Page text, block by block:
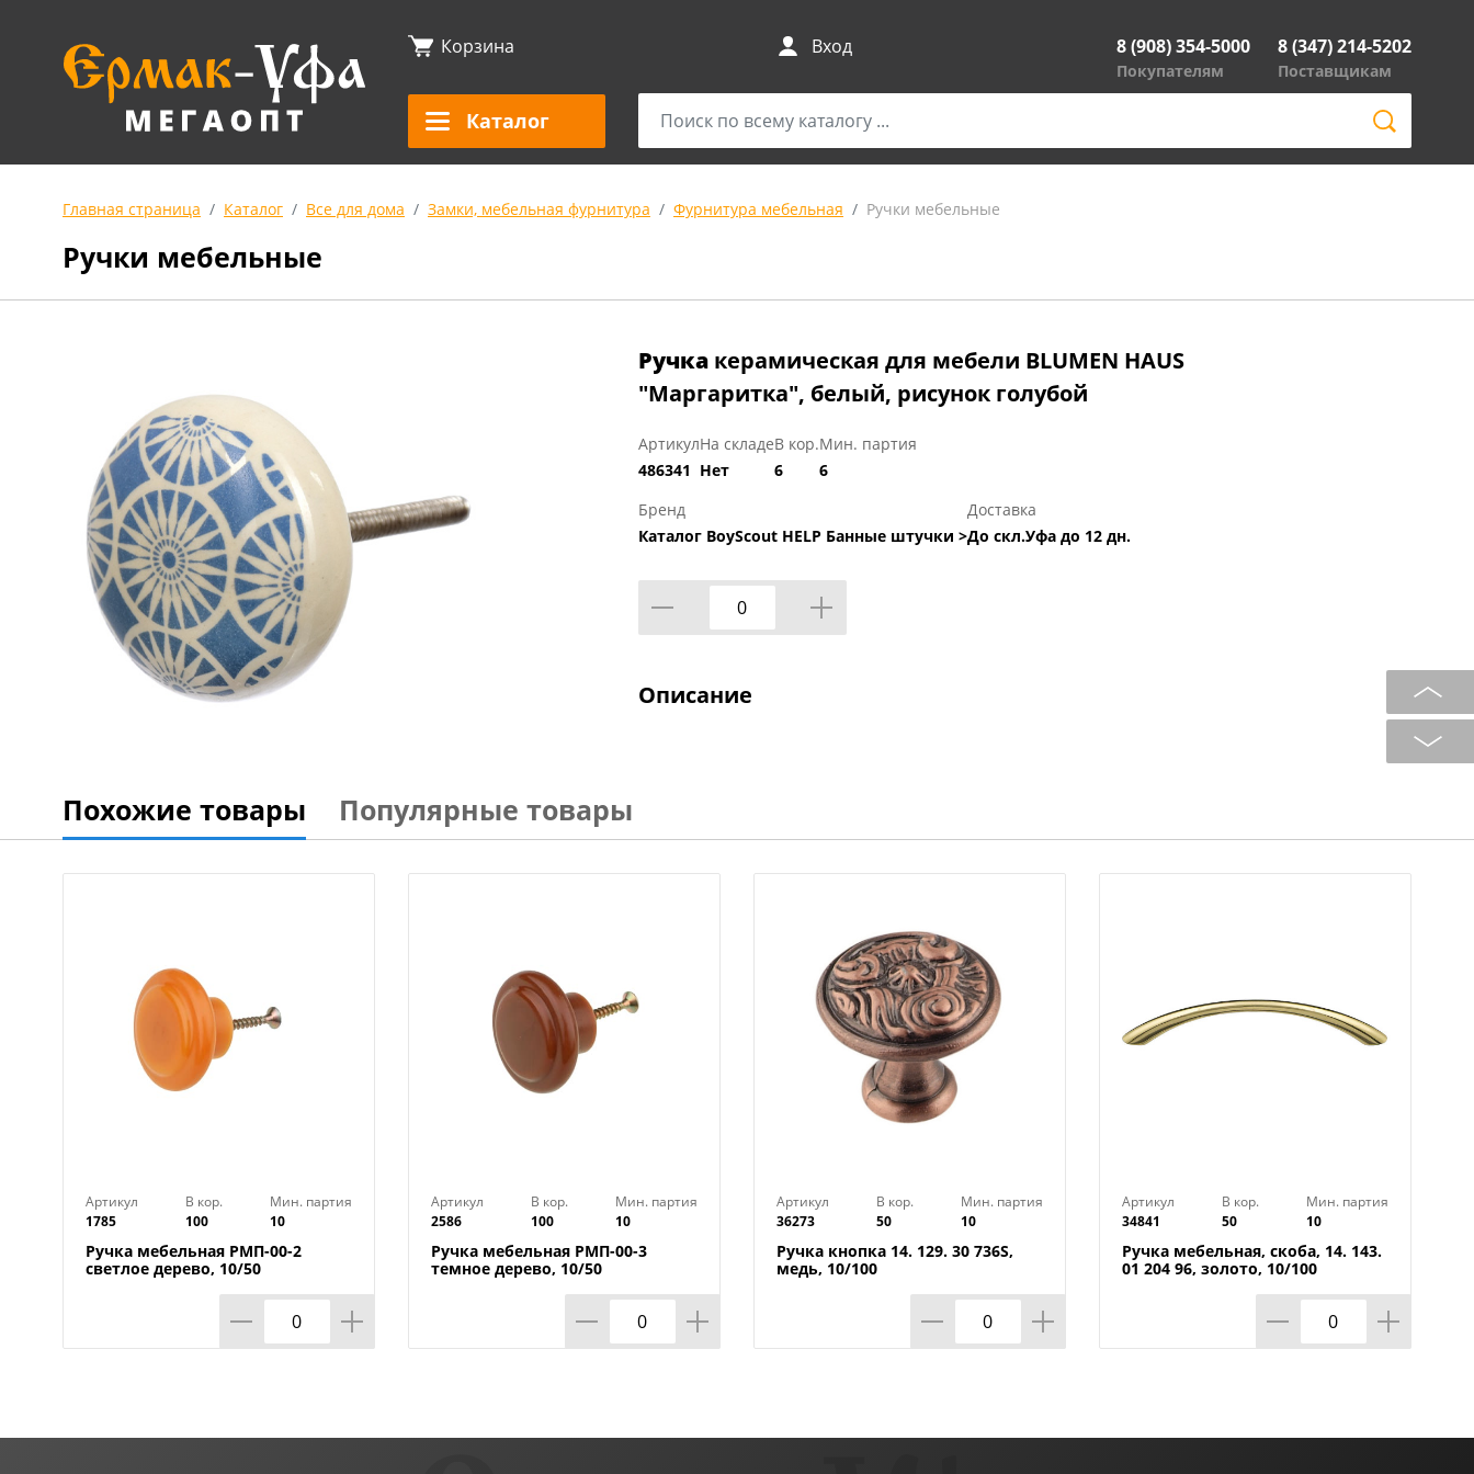
Корзина Вход 8 (908) 354-5000
Покупателям
8 (347) 214-5202
Поставщикам
Каталог
Главная страница Каталог Все для дома Замки, мебельная фурнитура Фурнитура мебельная Ручки мебельные
Ручки мебельные
Ручка керамическая для мебели BLUMEN HAUS
"Маргаритка", белый, рисунок голубой
Артикул
486341
На складе
Нет
В кор.
6
Мин. партия
6
Бренд
Каталог BoyScout HELP Банные штучки >
Доставка
До скл.Уфа до 12 дн.
Описание
Похожие товары Популярные товары
Артикул
1785
В кор.
100
Мин. партия
10
Ручка мебельная РМП-00-2
светлое дерево, 10/50
Артикул
2586
В кор.
100
Мин. партия
10
Ручка мебельная РМП-00-3
темное дерево, 10/50
Артикул
36273
В кор.
50
Мин. партия
10
Ручка кнопка 14. 129. 30 736S,
медь, 10/100
Артикул
34841
В кор.
50
Мин. партия
10
Ручка мебельная, скоба, 14. 143.
01 204 96, золото, 10/100